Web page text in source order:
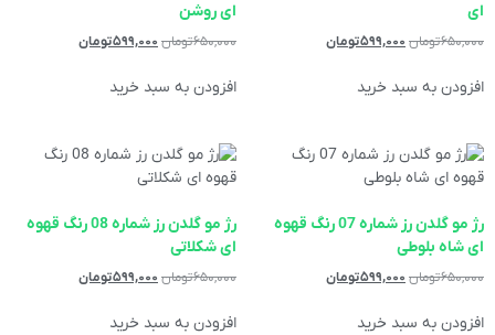
ای
۶۵۰,۰۰۰تومان ۵۹۹,۰۰۰تومان
افزودن به سبد خرید
ای روشن
۶۵۰,۰۰۰تومان ۵۹۹,۰۰۰تومان
افزودن به سبد خرید
رژ مو گلدن رز شماره 07 رنگ قهوه
ای شاه بلوطی
۶۵۰,۰۰۰تومان ۵۹۹,۰۰۰تومان
افزودن به سبد خرید
رژ مو گلدن رز شماره 08 رنگ قهوه
ای شکلاتی
۶۵۰,۰۰۰تومان ۵۹۹,۰۰۰تومان
افزودن به سبد خرید